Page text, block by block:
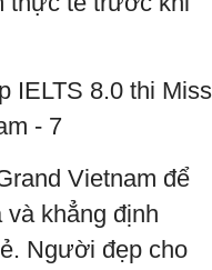
Vietnam để
khẳng định
Người đẹp cho